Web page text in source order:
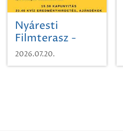
Nyáresti
Filmterasz -
Beugró a
Paradicsomba
2026.07.20.